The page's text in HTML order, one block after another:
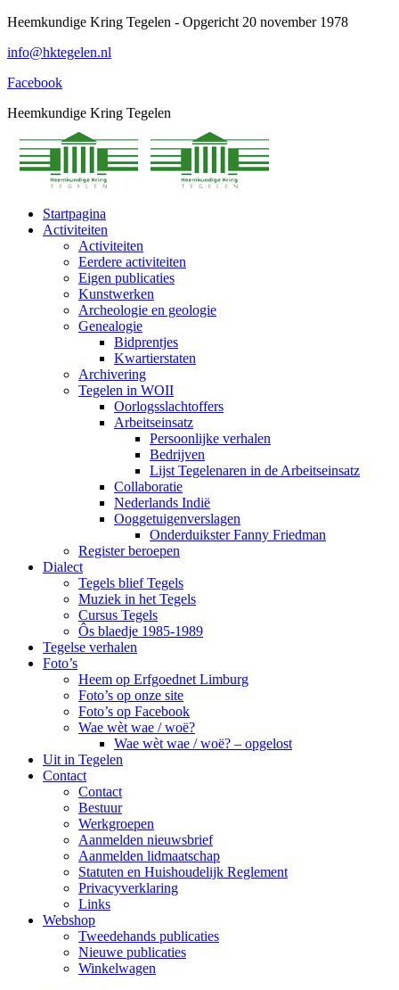
Spring
content
Heemkundige Kring Tegelen - Opgericht 20 november 1978
info@hktegelen.nl
Facebook
Heemkundige Kring Tegelen
Startpagina
Activiteiten
Activiteiten
Eerdere activiteiten
Eigen publicaties
Kunstwerken
Archeologie en geologie
Genealogie
Bidprentjes
Kwartierstaten
Archivering
Tegelen in WOII
Oorlogsslachtoffers
Arbeitseinsatz
Persoonlijke verhalen
Bedrijven
Lijst Tegelenaren in de Arbeitseinsatz
Collaboratie
Nederlands Indië
Ooggetuigenverslagen
Onderduikster Fanny Friedman
Register beroepen
Dialect
Tegels blief Tegels
Muziek in het Tegels
Cursus Tegels
Ôs blaedje 1985-1989
Tegelse verhalen
Foto’s
Heem op Erfgoednet Limburg
Foto’s op onze site
Foto’s op Facebook
Wae wèt wae / woë?
Wae wèt wae / woë? – opgelost
Uit in Tegelen
Contact
Contact
Bestuur
Werkgroepen
Aanmelden nieuwsbrief
Aanmelden lidmaatschap
Statuten en Huishoudelijk Reglement
Privacyverklaring
Links
Webshop
Tweedehands publicaties
Nieuwe publicaties
Winkelwagen